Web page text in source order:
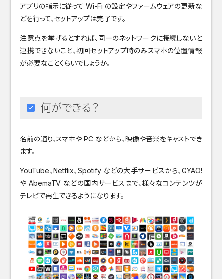
アプリの指示に従って Wi-Fi の設定やファームウェアの更新な
どを行って、セットアップは完了です。
注意点を挙げるとすれば、同一のネットワークに接続しないと
連携できないこと、初回セットアップ時のみスマホの位置情報
が必要なことくらいでしょうか。
何ができる？
名前の通り、スマホや PC などから、映像や音楽をキャストでき
ます。
YouTube、Netflix、Spotify などの大手サービスから、GYAO!
や AbemaTV などの国内サービスまで、様々なコンテンツが
テレビで再生できるようになります。